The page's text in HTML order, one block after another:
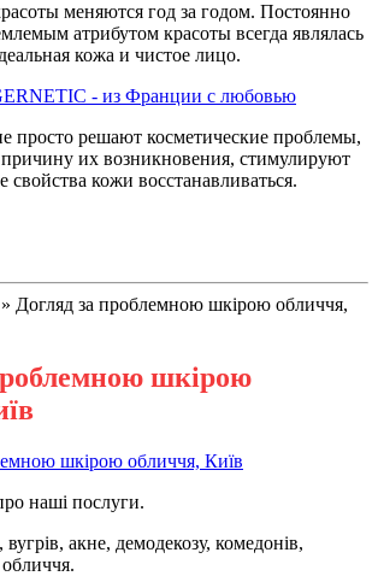
меняются год за годом. Постоянно
атрибутом красоты всегда являлась
кожа и чистое лицо.
- из Франции с любовью
просто решают косметические проблемы,
их возникновения, стимулируют
свойства кожи восстанавливаться.
» Догляд за проблемною шкірою обличчя,
шкірою
наші послуги.
акне, демодекозу, комедонів,